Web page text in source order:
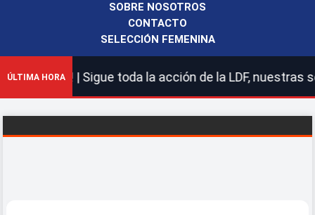
SOBRE NOSOTROS
CONTACTO
SELECCIÓN FEMENINA
ÚLTIMA HORA| Sigue toda la acción de la LDF, nuestras